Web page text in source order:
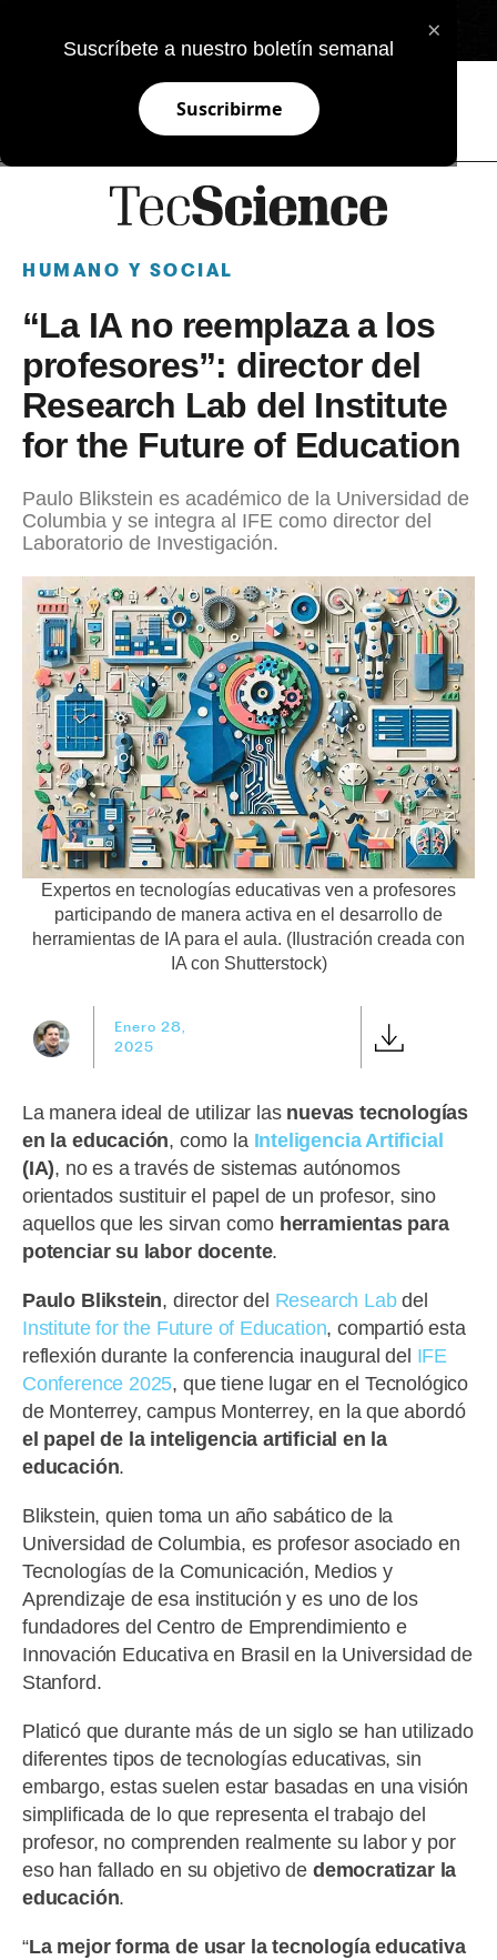
×
Suscríbete a nuestro boletín semanal
Suscribirme
HUMANO Y SOCIAL
“La IA no reemplaza a los
profesores”: director del
Research Lab del Institute
for the Future of Education
Paulo Blikstein es académico de la Universidad de
Columbia y se integra al IFE como director del
Laboratorio de Investigación.
Expertos en tecnologías educativas ven a profesores
participando de manera activa en el desarrollo de
herramientas de IA para el aula. (Ilustración creada con
IA con Shutterstock)
Enero 28,
2025
La manera ideal de utilizar las nuevas tecnologías
en la educación, como la Inteligencia Artificial
(IA), no es a través de sistemas autónomos
orientados sustituir el papel de un profesor, sino
aquellos que les sirvan como herramientas para
potenciar su labor docente.
Paulo Blikstein, director del Research Labdel
Institute for the Future of Education, compartió esta
reflexión durante la conferencia inaugural del IFE
Conference 2025, que tiene lugar en el Tecnológico
de Monterrey, campus Monterrey, en la que abordó
el papel de la inteligencia artificial en la
educación.
Blikstein, quien toma un año sabático de la
Universidad de Columbia, es profesor asociado en
Tecnologías de la Comunicación, Medios y
Aprendizaje de esa institución y es uno de los
fundadores del Centro de Emprendimiento e
Innovación Educativa en Brasil en la Universidad de
Stanford.
Platicó que durante más de un siglo se han utilizado
diferentes tipos de tecnologías educativas, sin
embargo, estas suelen estar basadas en una visión
simplificada de lo que representa el trabajo del
profesor, no comprenden realmente su labor y por
eso han fallado en su objetivo de democratizar la
educación.
“La mejor forma de usar la tecnología educativa